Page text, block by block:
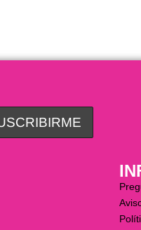
Añadir al carrito